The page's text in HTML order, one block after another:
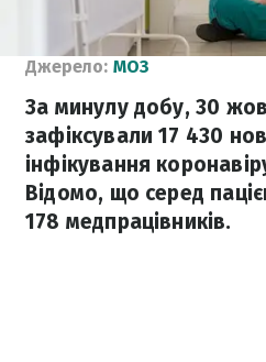
Джерело: МОЗ
За минулу добу, 30
зафіксували 17 430
інфікування
Відомо, що серед
178 медпрацівників.